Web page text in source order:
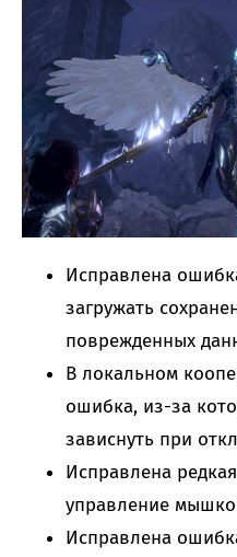
Исправлена
загружать
поврежденных
В локальном
ошибка, из-за
зависнуть при
Исправлена
управление
Исправлена